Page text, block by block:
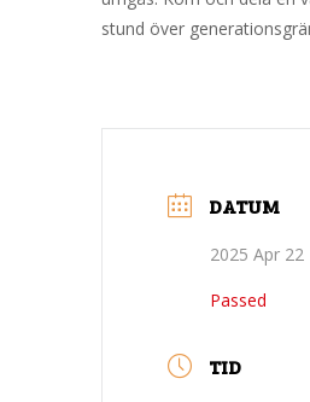
stund över
DATUM
2025 Apr 22
Passed
TID